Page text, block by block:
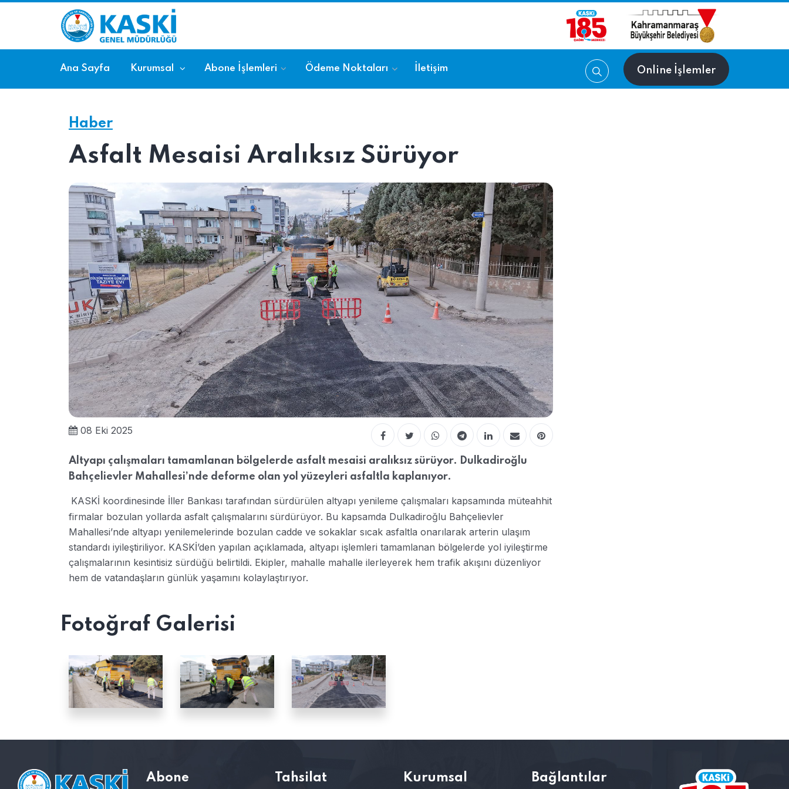
Ana Sayfa Kurumsal Abone İşlemleri Ödeme Noktaları İletişim Online İşlemler
Haber
Asfalt Mesaisi Aralıksız Sürüyor
08 Eki 2025
Altyapı çalışmaları tamamlanan bölgelerde asfalt mesaisi aralıksız sürüyor. Dulkadiroğlu
Bahçelievler Mahallesi’nde deforme olan yol yüzeyleri asfaltla kaplanıyor.
KASKİ koordinesinde İller Bankası tarafından sürdürülen altyapı yenileme çalışmaları kapsamında müteahhit
firmalar bozulan yollarda asfalt çalışmalarını sürdürüyor. Bu kapsamda Dulkadiroğlu Bahçelievler
Mahallesi’nde altyapı yenilemelerinde bozulan cadde ve sokaklar sıcak asfaltla onarılarak arterin ulaşım
standardı iyileştiriliyor. KASKİ’den yapılan açıklamada, altyapı işlemleri tamamlanan bölgelerde yol iyileştirme
çalışmalarının kesintisiz sürdüğü belirtildi. Ekipler, mahalle mahalle ilerleyerek hem trafik akışını düzenliyor
hem de vatandaşların günlük yaşamını kolaylaştırıyor.
Fotoğraf Galerisi
Abone Tahsilat Kurumsal Bağlantılar